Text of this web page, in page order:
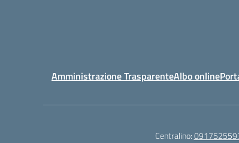
Amministrazione TrasparenteAlbo online
Centralino: